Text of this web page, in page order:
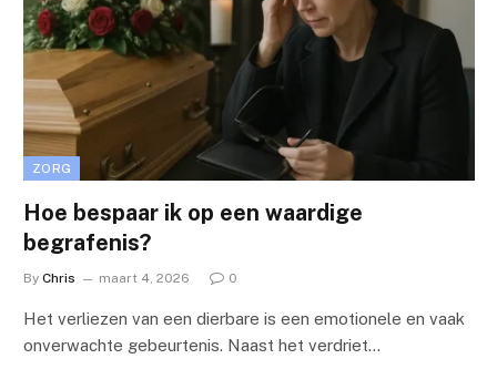
ZORG
Hoe bespaar ik op een waardige
begrafenis?
By Chris maart 4, 2026 0
Het verliezen van een dierbare is een emotionele en vaak
onverwachte gebeurtenis. Naast het verdriet…